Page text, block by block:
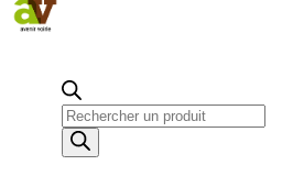
Recherche
de
produits